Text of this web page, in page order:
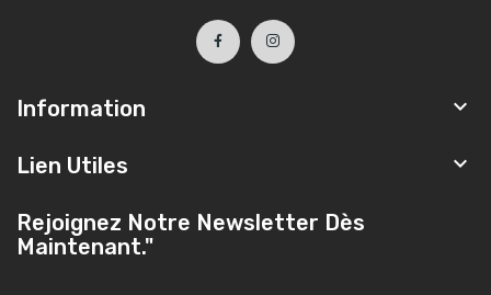
Information 
Lien Utiles 
Rejoignez Notre Newsletter Dès
Maintenant."